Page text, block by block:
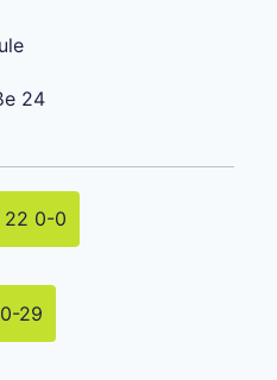
24
22 0-0
29